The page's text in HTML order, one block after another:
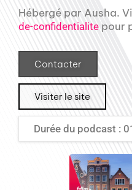
Hébergé par Ausha.
de-confidentialite pour
Contacter
Visiter le site
Durée du podcast :